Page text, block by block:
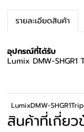
รายละเอียดสินค้า
อุปกรณ์ที่ได้รับ
Lumix DMW-SHGR1
LumixDMW-
สินค้าที่เกี่ย